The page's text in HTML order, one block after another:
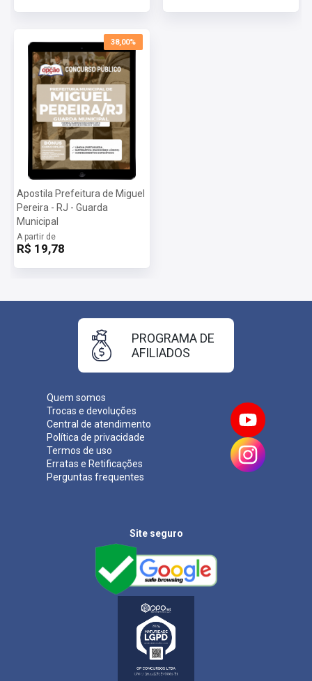
38,00%
Apostila Prefeitura de Miguel
Pereira - RJ - Guarda
Municipal
A partir de
R$ 19,78
Quem somos
Trocas e devoluções
Central de atendimento
Política de privacidade
Termos de uso
Erratas e Retificações
Perguntas frequentes
PROGRAMA DE
AFILIADOS
Site seguro